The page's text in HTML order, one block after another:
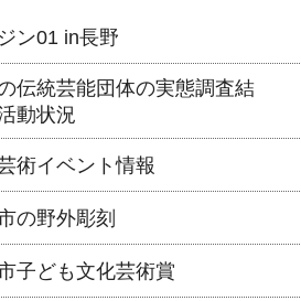
ン01 in長野
伝統芸能団体の実態調査結
動状況
術イベント情報
の野外彫刻
子ども文化芸術賞